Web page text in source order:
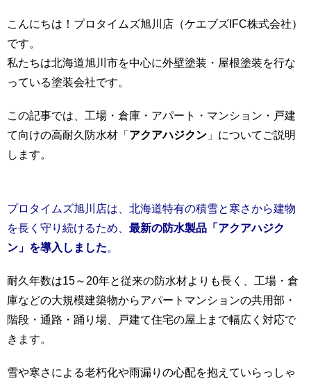
こんにちは！プロタイムズ旭川店（ケエブズIFC株式会社）
です。
私たちは北海道旭川市を中心に外壁塗装・屋根塗装を行な
っている塗装会社です。
この記事では、工場・倉庫・アパート・マンション・戸建
て向けの高耐久防水材「 アクアハジクン 」についてご説明
します。
プロタイムズ旭川店は、北海道特有の積雪と寒さから建物
を長く守り続けるため、 最新の防水製品「アクアハジク
ン」を導入しました。
耐久年数は15～20年と従来の防水材よりも長く、工場・倉
庫などの大規模建築物からアパートマンションの共用部・
階段・通路・踊り場、戸建て住宅の屋上まで幅広く対応で
きます。
雪や寒さによる老朽化や雨漏りの心配を抱えていらっしゃ